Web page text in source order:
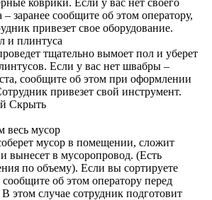
– заранее сообщите об этом оператору,
привезет свое оборудование.
и плинтуса
тщательно вымоет пол и уберет
Если у вас нет швабры –
сообщите об этом при оформлении
привезет свой инструмент.
Скрыть
весь мусор
мусор в помещении, сложит
вынесет в мусоропровод. (Есть
по объему). Если вы сортируете
об этом оператору перед
этом случае сотрудник подготовит